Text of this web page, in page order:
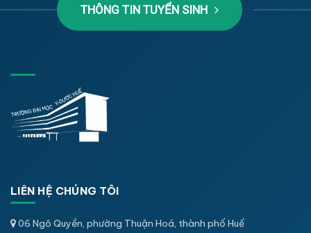
THÔNG TIN TUYỂN SINH
LIÊN HỆ CHÚNG TÔI
06 Ngô Quyền, phường Thuận Hoá, thành phố Huế